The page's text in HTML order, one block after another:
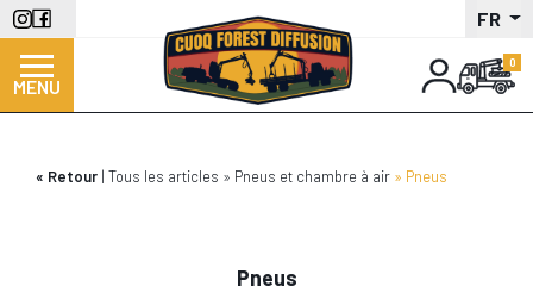
Aller
au
contenu
principal
FR
MENU
Retour Tous les articles Pneus et chambre à air Pneus
Pneus